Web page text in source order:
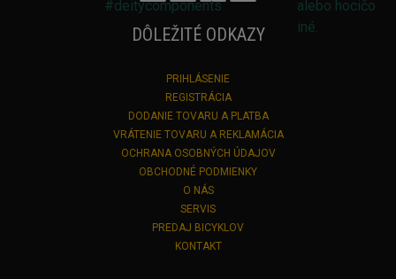
DÔLEŽITÉ ODKAZY
PRIHLÁSENIE
REGISTRÁCIA
DODANIE TOVARU A PLATBA
VRÁTENIE TOVARU A REKLAMÁCIA
OCHRANA OSOBNÝCH ÚDAJOV
OBCHODNÉ PODMIENKY
O NÁS
SERVIS
PREDAJ BICYKLOV
KONTAKT